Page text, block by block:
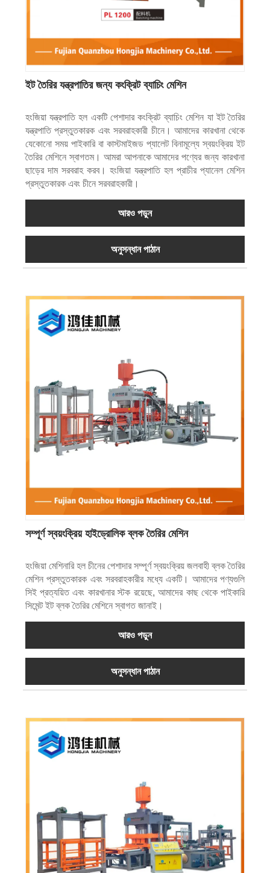
ইট তৈরির যন্ত্রপাতির জন্য কংক্রিট ব্যাচিং মেশিন
হংজিয়া যন্ত্রপাতি হল একটি পেশাদার কংক্রিট ব্যাচিং মেশিন যা ইট তৈরির
যন্ত্রপাতি প্রস্তুতকারক এবং সরবরাহকারী চীনে। আমাদের কারখানা থেকে
যেকোনো সময় পাইকারি বা কাস্টমাইজড প্যালেট বিনামূল্যে স্বয়ংক্রিয় ইট
তৈরির মেশিনে স্বাগতম। আমরা আপনাকে আমাদের পণ্যের জন্য কারখানা
ছাড়ের দাম সরবরাহ করব। হংজিয়া যন্ত্রপাতি হল প্রাচীর প্যানেল মেশিন
প্রস্তুতকারক এবং চীনে সরবরাহকারী।
আরও পড়ুন
অনুসন্ধান পাঠান
সম্পূর্ণ স্বয়ংক্রিয় হাইড্রোলিক ব্লক তৈরির মেশিন
হংজিয়া মেশিনারি হল চীনের পেশাদার সম্পূর্ণ স্বয়ংক্রিয় জলবাহী ব্লক তৈরির
মেশিন প্রস্তুতকারক এবং সরবরাহকারীর মধ্যে একটি। আমাদের পণ্যগুলি
সিই প্রত্যয়িত এবং কারখানার স্টক রয়েছে, আমাদের কাছ থেকে পাইকারি
সিমেন্ট ইট ব্লক তৈরির মেশিনে স্বাগত জানাই।
আরও পড়ুন
অনুসন্ধান পাঠান